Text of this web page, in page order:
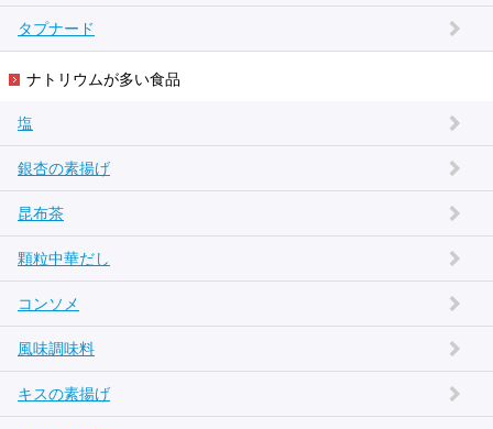
タプナード
ナトリウムが多い食品
塩
銀杏の素揚げ
昆布茶
顆粒中華だし
コンソメ
風味調味料
キスの素揚げ